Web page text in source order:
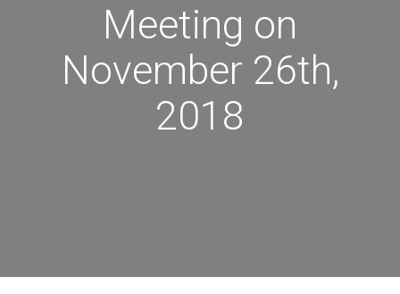
Meeting on
November 26th,
2018